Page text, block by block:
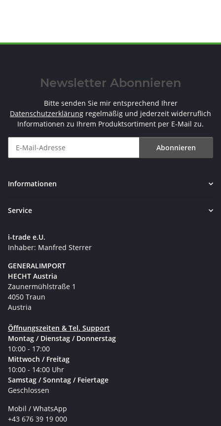
Newsletter Abonnieren
Bitte senden Sie mir entsprechend Ihrer
Datenschutzerklärung regelmäßig und jederzeit widerruflich
Informationen zu Ihrem Produktsortiment per E-Mail zu.
Abonnieren
Informationen
Service
i-trade e.U.
Inhaber: Manfred Sterrer
GENERALIMPORT
HECHT Austria
Zaunermühlstraße 1
4050 Traun
Austria
Öffnungszeiten & Tel. Support
Montag / Dienstag / Donnerstag
10:00 - 17:00
Mittwoch / Freitag
10:00 - 14:00 Uhr
Samstag / Sonntag / Feiertage
Geschlossen
Mobil / WhatsApp
+43 676 39 19 000